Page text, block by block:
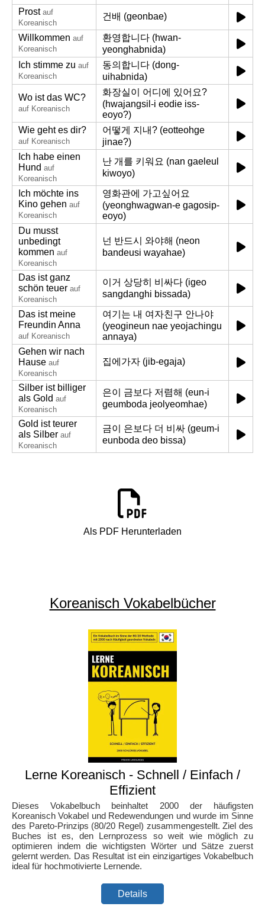
Prost auf
Koreanisch
건배 (geonbae)
Willkommen auf
Koreanisch
환영합니다 (hwan-
yeonghabnida)
Ich stimme zu auf
Koreanisch
동의합니다 (dong-
uihabnida)
Wo ist das WC?
auf Koreanisch
화장실이 어디에 있어요?
(hwajangsil-i eodie iss-
eoyo?)
Wie geht es dir?
auf Koreanisch
어떻게 지내? (eotteohge
jinae?)
Ich habe einen
Hund auf
Koreanisch
난 개를 키워요 (nan gaeleul
kiwoyo)
Ich möchte ins
Kino gehen auf
Koreanisch
영화관에 가고싶어요
(yeonghwagwan-e gagosip-
eoyo)
Du musst
unbedingt
kommen auf
Koreanisch
넌 반드시 와야해 (neon
bandeusi wayahae)
Das ist ganz
schön teuer auf
Koreanisch
이거 상당히 비싸다 (igeo
sangdanghi bissada)
Das ist meine
Freundin Anna
auf Koreanisch
여기는 내 여자친구 안나야
(yeogineun nae yeojachingu
annaya)
Gehen wir nach
Hause auf
Koreanisch
집에가자 (jib-egaja)
Silber ist billiger
als Gold auf
Koreanisch
은이 금보다 저렴해 (eun-i
geumboda jeolyeomhae)
Gold ist teurer
als Silber auf
Koreanisch
금이 은보다 더 비싸 (geum-i
eunboda deo bissa)
Als PDF Herunterladen
Koreanisch Vokabelbücher
Lerne Koreanisch - Schnell / Einfach /
Effizient
Dieses Vokabelbuch beinhaltet 2000 der häufigsten
Koreanisch Vokabel und Redewendungen und wurde im Sinne
des Pareto-Prinzips (80/20 Regel) zusammengestellt. Ziel des
Buches ist es, den Lernprozess so weit wie möglich zu
optimieren indem die wichtigsten Wörter und Sätze zuerst
gelernt werden. Das Resultat ist ein einzigartiges Vokabelbuch
ideal für hochmotivierte Lernende.
Details